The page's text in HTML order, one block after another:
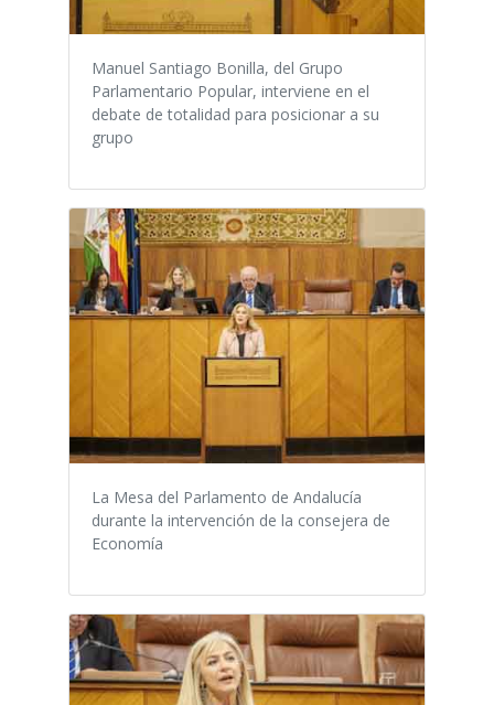
Manuel Santiago Bonilla, del Grupo
Parlamentario Popular, interviene en el
debate de totalidad para posicionar a su
grupo
La Mesa del Parlamento de Andalucía
durante la intervención de la consejera de
Economía